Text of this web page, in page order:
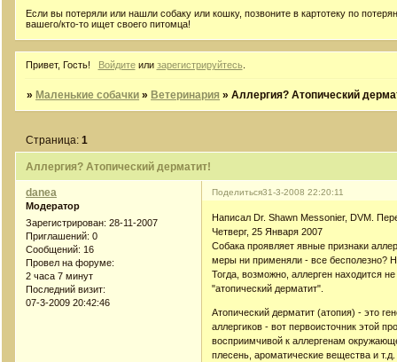
Если вы потеряли или нашли собаку или кошку, позвоните в картотеку по
вашего/кто-то ищет своего питомца!
Привет, Гость! Войдитеили зарегистрируйтесь
» Маленькие собачки » Ветеринария »Аллергия? Атопический
Аллергия? Атопический дерматит!
Страница:1
Поделиться31-3-2008 22:20:11
danea
Модератор
Зарегистрирован: 28-11-2007
Приглашений: 0
Сообщений: 16
Провел на форуме:
2 часа 7 минут
Последний визит:
07-3-2009 20:42:46
Написал Dr. Shawn Messonier, DVM.
Четверг, 25 Января 2007
Собака проявляет явные признаки
меры ни применяли - все бесполезно?
Тогда, возможно, аллерген находится
"атопический дерматит".
Атопический дерматит (атопия) - это
аллергиков - вот первоисточник этой
восприимчивой к аллергенам
плесень, ароматические вещества и